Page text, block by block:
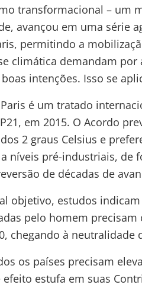
transformacional – um
avançou em uma série
permitindo a
climática demandam
intenções. Isso se
é um tratado
em 2015. O Acordo
2 graus Celsius e
níveis pré-industriais, de
de décadas de
objetivo, estudos
pelo homem
chegando à neutralidade
os países precisam
efeito estufa em suas